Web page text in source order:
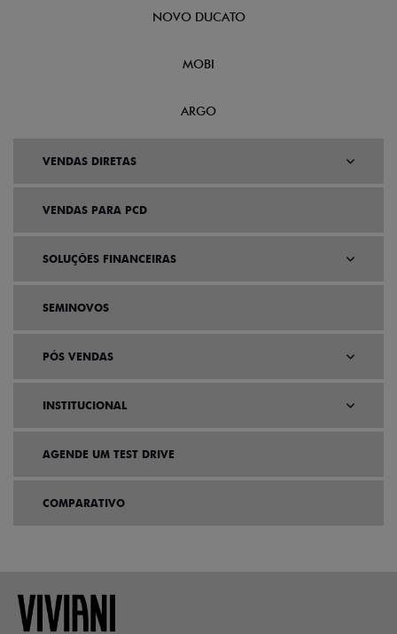
NOVO DUCATO
MOBI
ARGO
VENDAS DIRETAS
VENDAS PARA PCD
SOLUÇÕES FINANCEIRAS
SEMINOVOS
PÓS VENDAS
INSTITUCIONAL
AGENDE UM TEST DRIVE
COMPARATIVO